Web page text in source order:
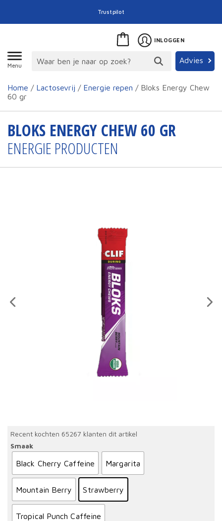
Trustpilot
Menu
Advies
INLOGGEN
Home / Lactosevrij / Energie repen / Bloks Energy Chew
60 gr
BLOKS ENERGY CHEW 60 GR
ENERGIE PRODUCTEN
Recent kochten 65267 klanten dit artikel
Smaak
Black Cherry Caffeine Margarita
Mountain Berry Strawberry
Tropical Punch Caffeine